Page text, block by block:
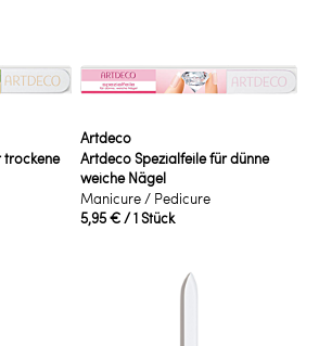
trockene
Artdeco
Artdeco Spezialfeile für dünne
weiche Nägel
Manicure / Pedicure
5,95 €/ 1 Stück